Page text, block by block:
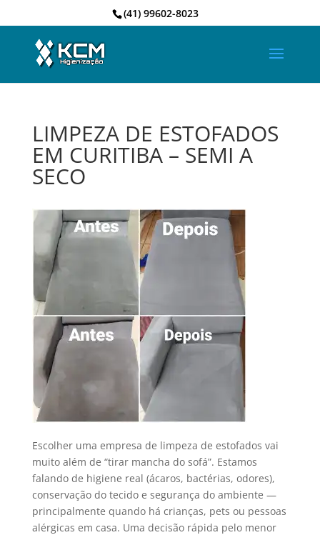
(41) 99602-8023
LIMPEZA DE ESTOFADOS
EM CURITIBA – SEMI A
SECO
Escolher uma empresa de limpeza de estofados vai
muito além de “tirar mancha do sofá”. Estamos
falando de higiene real (ácaros, bactérias, odores),
conservação do tecido e segurança do ambiente —
principalmente quando há crianças, pets ou pessoas
alérgicas em casa. Uma decisão rápida pelo menor